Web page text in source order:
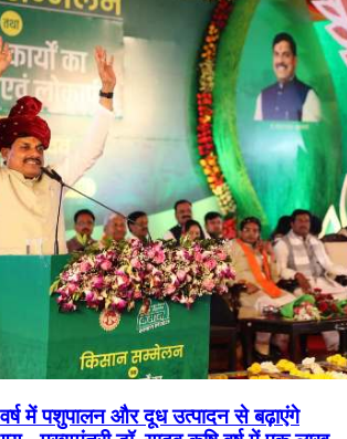
में पशुपालन और दूध उत्पादन से बढ़ाएंगे